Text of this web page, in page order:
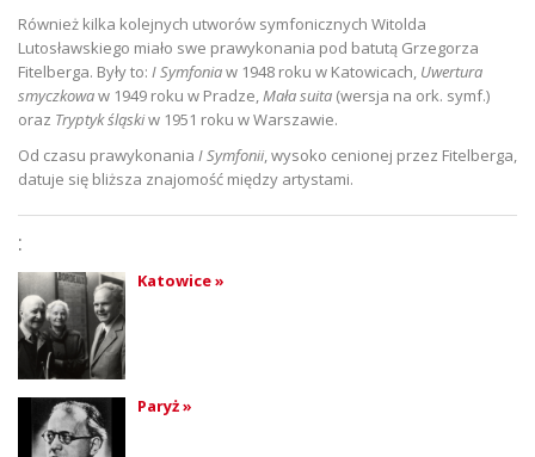
Również kilka kolejnych utworów symfonicznych Witolda
Lutosławskiego miało swe prawykonania pod batutą Grzegorza
Fitelberga. Były to: I Symfoniaw 1948 roku w Katowicach, Uwertura
smyczkowaw 1949 roku w Pradze,Mała suita (wersja na ork. symf.)
oraz Tryptyk śląskiw 1951 roku w Warszawie.
Od czasu prawykonania I Symfonii, wysoko cenionej przez Fitelberga,
datuje się bliższa znajomość między artystami.
:
Katowice »
Paryż »